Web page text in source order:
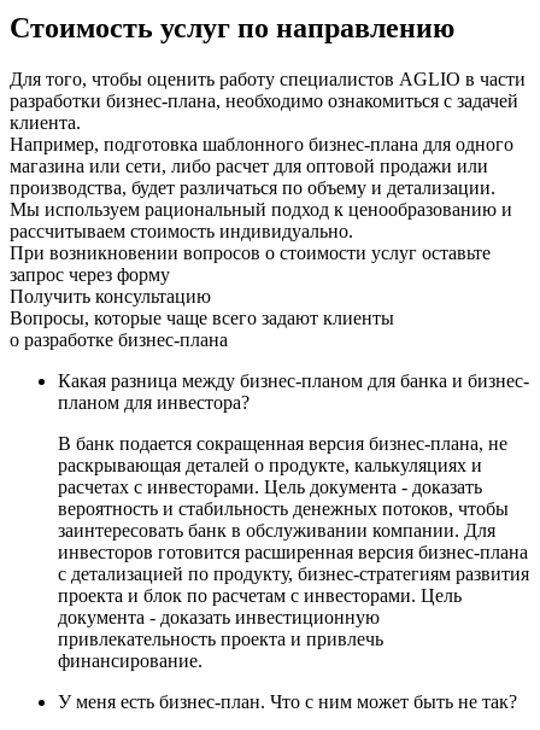
Стоимость услуг по направлению
Для того, чтобы оценить работу специалистов AGLIO в части
разработки бизнес-плана, необходимо ознакомиться с задачей
клиента.
Например, подготовка шаблонного бизнес-плана для одного
магазина или сети, либо расчет для оптовой продажи или
производства, будет различаться по объему и детализации.
Мы используем рациональный подход к ценообразованию и
рассчитываем стоимость индивидуально.
При возникновении вопросов о стоимости услуг оставьте
запрос через форму
Получить консультацию
Вопросы, которые чаще всего задают клиенты
о разработке бизнес-плана
Какая разница между бизнес-планом для банка и бизнес-
планом для инвестора?
В банк подается сокращенная версия бизнес-плана, не
раскрывающая деталей о продукте, калькуляциях и
расчетах с инвесторами. Цель документа - доказать
вероятность и стабильность денежных потоков, чтобы
заинтересовать банк в обслуживании компании. Для
инвесторов готовится расширенная версия бизнес-плана
с детализацией по продукту, бизнес-стратегиям развития
проекта и блок по расчетам с инвесторами. Цель
документа - доказать инвестиционную
привлекательность проекта и привлечь
финансирование.
У меня есть бизнес-план. Что с ним может быть не так?